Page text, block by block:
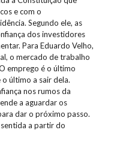
e com o
Segundo ele, as
dos investidores
Para Eduardo Velho,
o mercado de trabalho
emprego é o último
último a sair dela.
nos rumos da
a aguardar os
dar o próximo passo.
a partir do